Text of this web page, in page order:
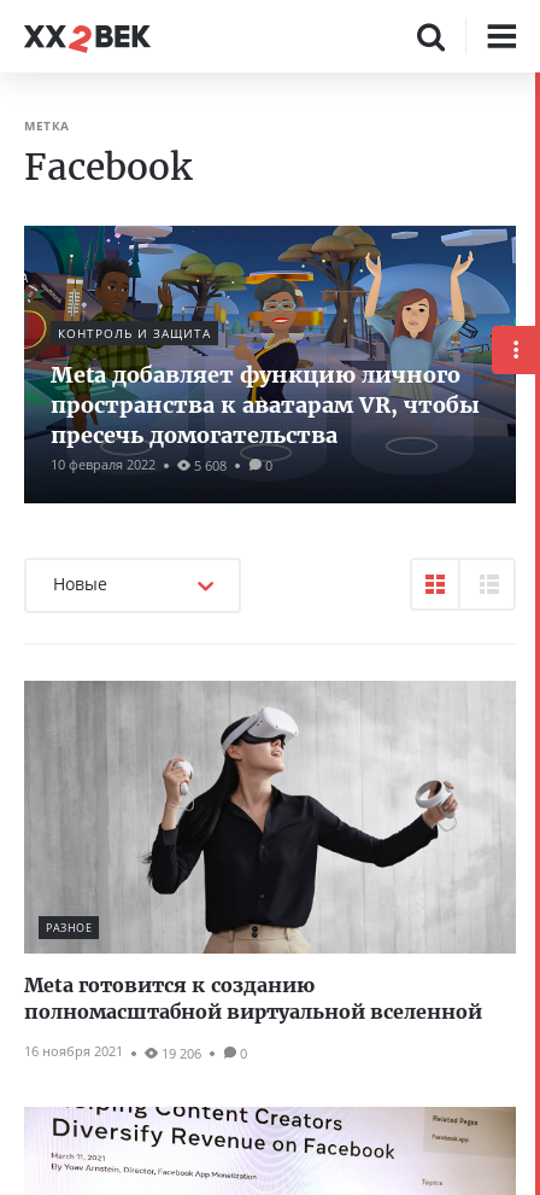
МЕТКА
Facebook
КОНТРОЛЬ И ЗАЩИТА
Meta добавляет функцию личного
пространства к аватарам VR, чтобы
пресечь домогательства
10 февраля 2022 5 608 0
Новые
РАЗНОЕ
Meta готовится к созданию
полномасштабной виртуальной вселенной
16 ноября 2021 19 206 0